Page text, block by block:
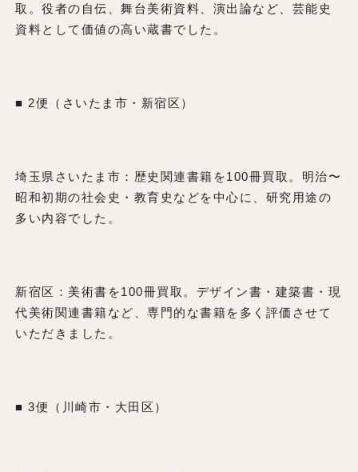
取。役者の自伝、舞台美術資料、演出論など、芸能史
資料として価値の高い蔵書でした。
■ 2便（さいたま市・新宿区）
埼玉県さいたま市：歴史関連書籍を100冊買取。明治〜
昭和初期の社会史・教育史などを中心に、研究用途の
多い内容でした。
新宿区：美術書を100冊買取。デザイン書・建築書・現
代美術関連書籍など、専門的な書籍を多く評価させて
いただきました。
■ 3便（川崎市・大田区）